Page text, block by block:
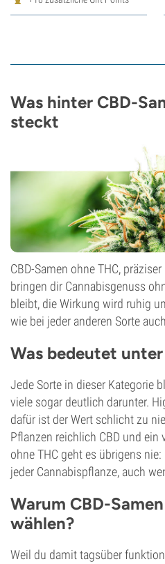
Was hinter CBD-
steckt
CBD-Samen ohne THC,
bringen dir Cannabisgenuss
bleibt, die Wirkung wird ruhig
wie bei jeder anderen Sorte
Was bedeutet unter
Jede Sorte in dieser Kategorie
viele sogar deutlich darunter.
dafür ist der Wert schlicht zu
Pflanzen reichlich CBD und ein
ohne THC geht es übrigens
jeder Cannabispflanze, auch
Warum CBD-
wählen?
Weil du damit tagsüber